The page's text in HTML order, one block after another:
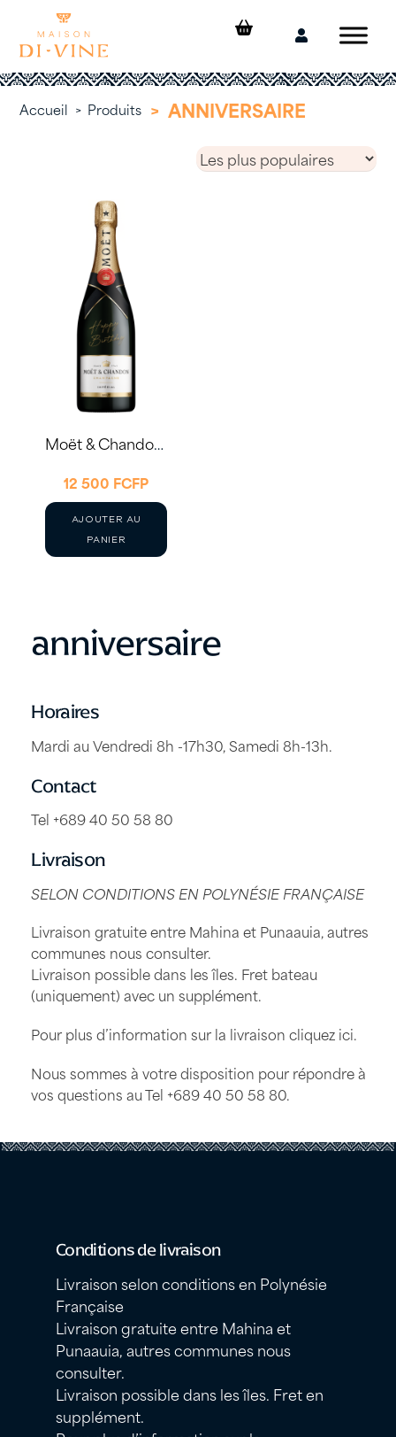
content
Mon
Accueil > Produits > ANNIVERSAIRE
anniversaire
Horaires
Mardi au Vendredi 8h -17h30, Samedi 8h-13h.
Contact
Tel +689 40 50 58 80
Livraison
SELON CONDITIONS EN POLYNÉSIE FRANÇAISE
Livraison gratuite entre Mahina et Punaauia, autres
communes nous consulter.
Livraison possible dans les îles. Fret bateau
(uniquement) avec un supplément.
Pour plus d’information sur la livraisoncliquez ici.
Nous sommes à votre disposition pour répondre à
vos questions au Tel +689 40 50 58 80.
Moët & Chandon Brut Impérial 75cl – Happy Birthday
12 500 FCFP
AJOUTER AU
PANIER
Conditions de livraison
Livraison selon conditions en Polynésie
Française
Livraison gratuite entre Mahina et
Punaauia, autres communes nous
consulter.
Livraison possible dans les îles. Fret en
supplément.